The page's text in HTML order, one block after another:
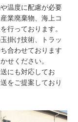
温度に配慮が必要
業廃棄物、海上コ
行っております。
掛け技術、トラッ
合わせております
せください。
にも対応してお
をご提案しており